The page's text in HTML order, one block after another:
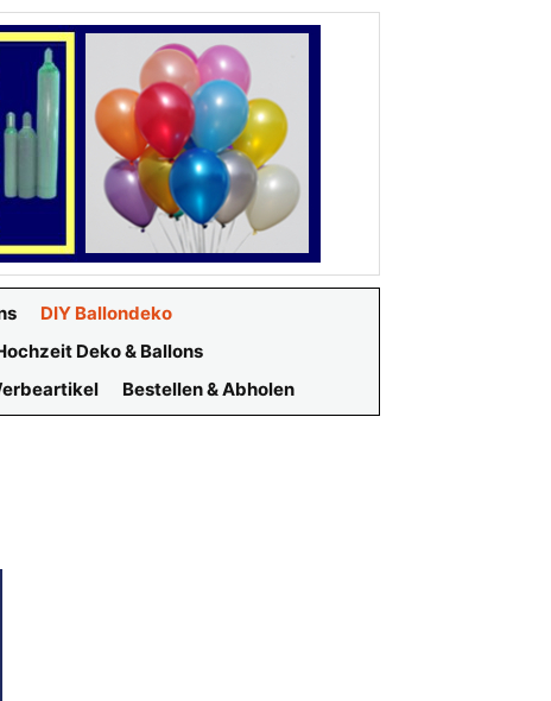
DIY Ballondeko
Deko & Ballons
Bestellen & Abholen